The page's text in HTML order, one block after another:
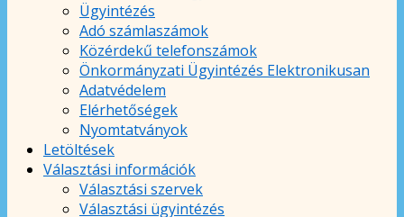
Ügyintézés
Adó számlaszámok
Közérdekű telefonszámok
Önkormányzati Ügyintézés Elektronikusan
Adatvédelem
Elérhetőségek
Nyomtatványok
Letöltések
Választási információk
Választási szervek
Választási ügyintézés